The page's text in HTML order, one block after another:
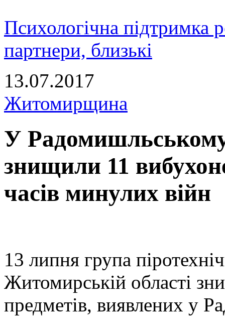
Психологічна підтримка
партнери, близькі
13.07.2017
Житомирщина
У Радомишльському
знищили 11
часів минулих війн
13 липня група
Житомирській області
предметів, виявлених у